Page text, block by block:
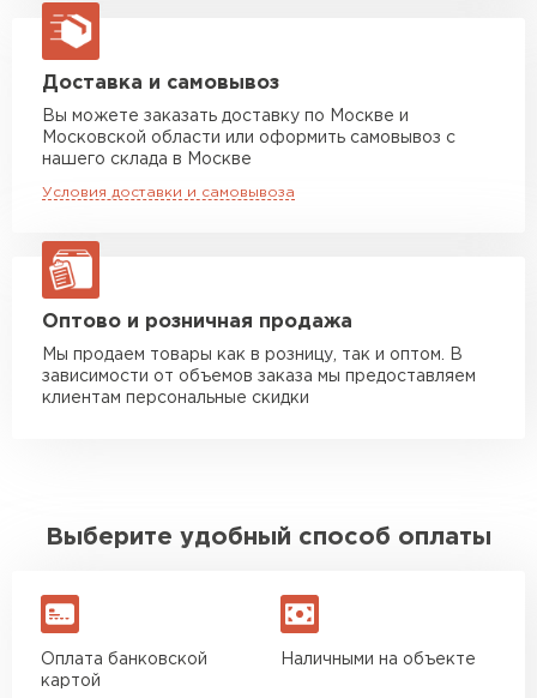
Машина до 20 тн до 80 м3
макс. длина груза 13,5 м
Манипулятор до 5 тн
Манипулятор до 10 тн
макс. длина груза 8 м
макс. длина груза 13,5 м
ЗАКАЗАТЬ С ДОСТАВКОЙ
Доставка и самовывоз
Вы можете заказать доставку по Москве и
Московской области или оформить самовывоз с
нашего склада в Москве
Условия доставки и самовывоза
Оптово и розничная продажа
Мы продаем товары как в розницу, так и оптом. В
зависимости от объемов заказа мы предоставляем
клиентам персональные скидки
Выберите удобный способ оплаты
Оплата банковской
картой
Наличными на объекте